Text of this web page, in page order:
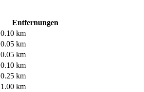
Entfernungen
0.10 km
0.05 km
0.05 km
0.10 km
0.25 km
1.00 km